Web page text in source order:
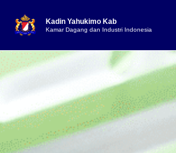
Kadin Yahukimo Kab
Kamar Dagang dan Industri Indonesia